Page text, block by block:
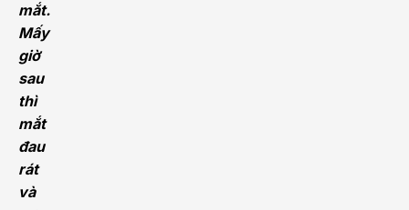
mắt.
Mấy
giờ
sau
thì
mắt
đau
rát
và